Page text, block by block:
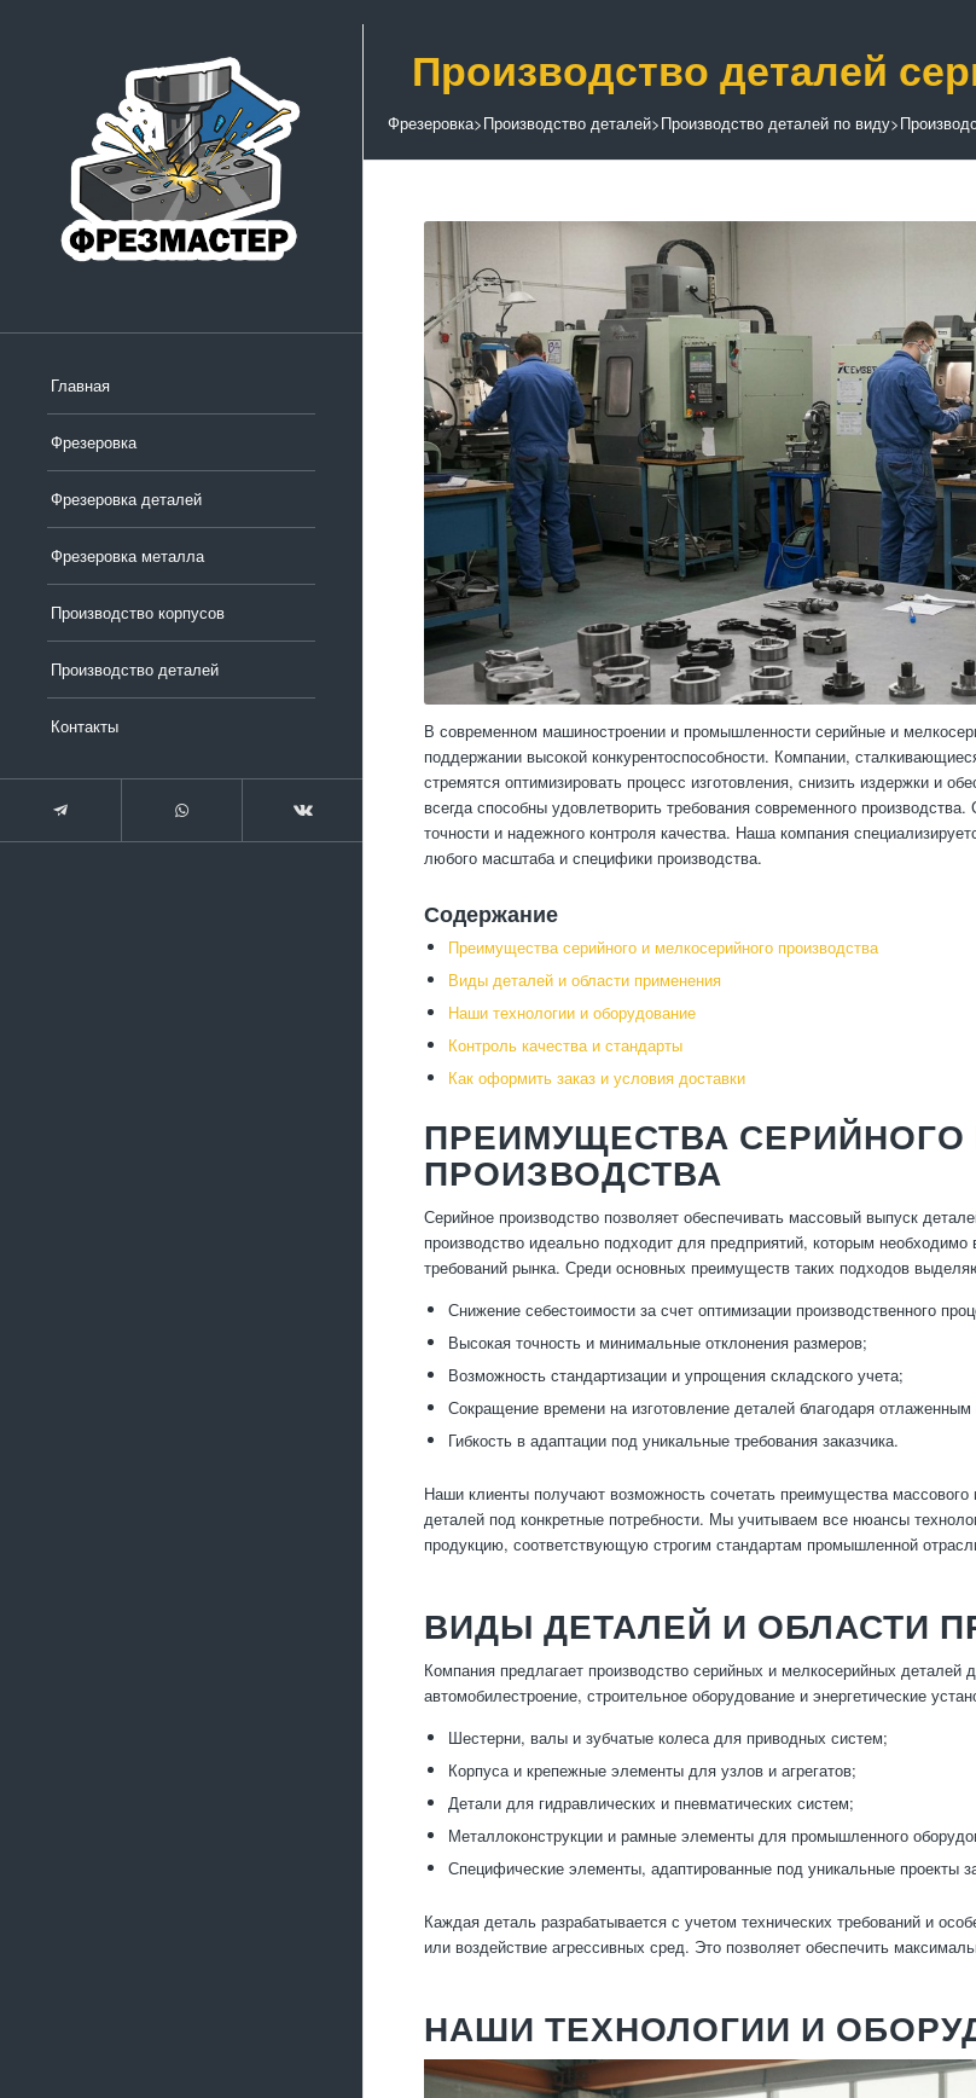
Главная
Фрезеровка
Фрезеровка деталей
Фрезеровка металла
Производство корпусов
Производство деталей
Контакты
Производство деталей
Фрезеровка>Производство деталей>Производство деталей по виду>
В современном машиностроении и промышленности серийные и
поддержании высокой конкурентоспособности. Компании,
стремятся оптимизировать процесс изготовления, снизить издержки и
всегда способны удовлетворить требования современного
точности и надежного контроля качества. Наша компания
любого масштаба и специфики производства.
Содержание
Преимущества серийного и мелкосерийного производства
Виды деталей и области применения
Наши технологии и оборудование
Контроль качества и стандарты
Как оформить заказ и условия доставки
ПРЕИМУЩЕСТВА
ПРОИЗВОДСТВА
Серийное производство позволяет обеспечивать массовый выпуск
производство идеально подходит для предприятий, которым
требований рынка. Среди основных преимуществ таких подходов
Снижение себестоимости за счет оптимизации производственного
Высокая точность и минимальные отклонения размеров;
Возможность стандартизации и упрощения складского учета;
Сокращение времени на изготовление деталей благодаря
Гибкость в адаптации под уникальные требования заказчика.
Наши клиенты получают возможность сочетать преимущества
деталей под конкретные потребности. Мы учитываем все нюансы
продукцию, соответствующую строгим стандартам промышленной
ВИДЫ ДЕТАЛЕЙ И ОБЛАСТИ
Компания предлагает производство серийных и мелкосерийных
автомобилестроение, строительное оборудование и энергетические
Шестерни, валы и зубчатые колеса для приводных систем;
Корпуса и крепежные элементы для узлов и агрегатов;
Детали для гидравлических и пневматических систем;
Металлоконструкции и рамные элементы для промышленного
Специфические элементы, адаптированные под уникальные проекты
Каждая деталь разрабатывается с учетом технических требований и
или воздействие агрессивных сред. Это позволяет обеспечить
НАШИ ТЕХНОЛОГИИ И